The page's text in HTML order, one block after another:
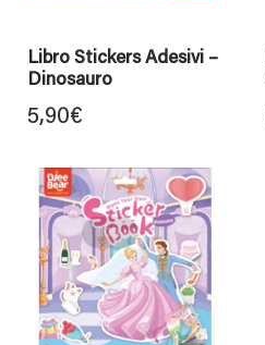
Libro Stickers Adesivi –
Dinosauro
5,90€